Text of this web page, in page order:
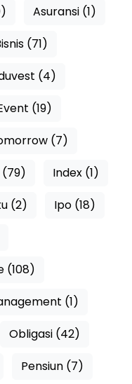
Asuransi (1)
(71)
(4)
(19)
(7)
(79)
Index (1)
(2)
Ipo (18)
(108)
(1)
Obligasi (42)
Pensiun (7)